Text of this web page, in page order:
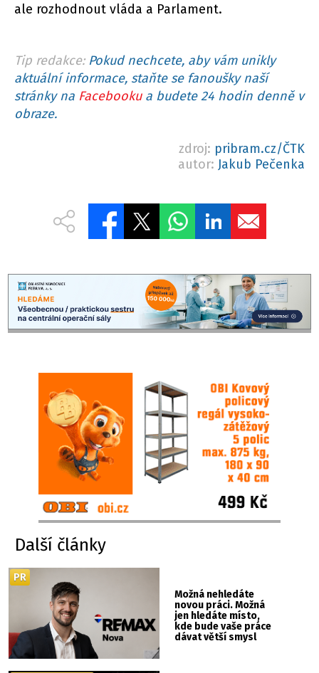
ale rozhodnout vláda a Parlament.
Tip redakce: Pokud nechcete, aby vám unikly
aktuální informace, staňte se fanoušky naší
stránky na Facebookua budete 24 hodin denně v
obraze.
zdroj: pribram.cz/ČTK
autor: Jakub Pečenka
Další články
Možná nehledáte
novou práci. Možná
jen hledáte místo,
kde bude vaše práce
dávat větší smysl
PR